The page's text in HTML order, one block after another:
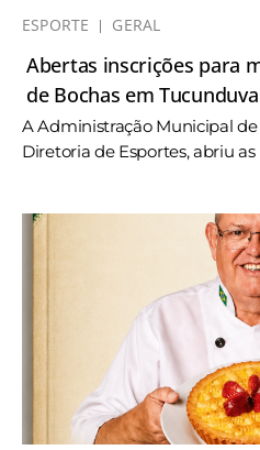
ESPORTE GERAL
Abertas inscrições para
de Bochas em Tucunduva
A Administração Municipal
Diretoria de Esportes, abriu as